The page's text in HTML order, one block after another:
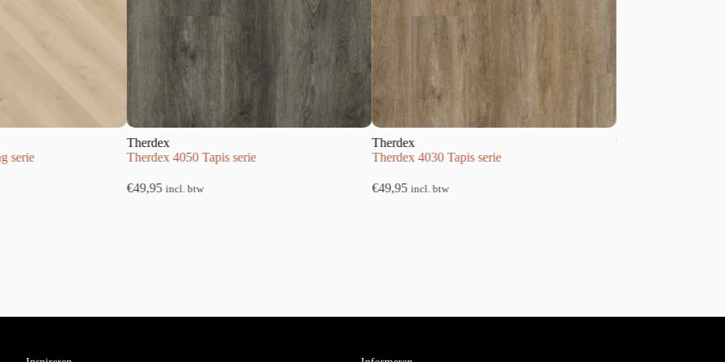
Therdex 4050 Tapis serie
incl. btw
Therdex 4030 Tapis serie
incl. btw
Therdex 4210 Basic serie
incl. btw